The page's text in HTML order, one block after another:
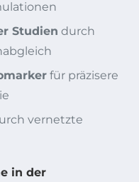
Studien durch
für präzisere
vernetzte
in der